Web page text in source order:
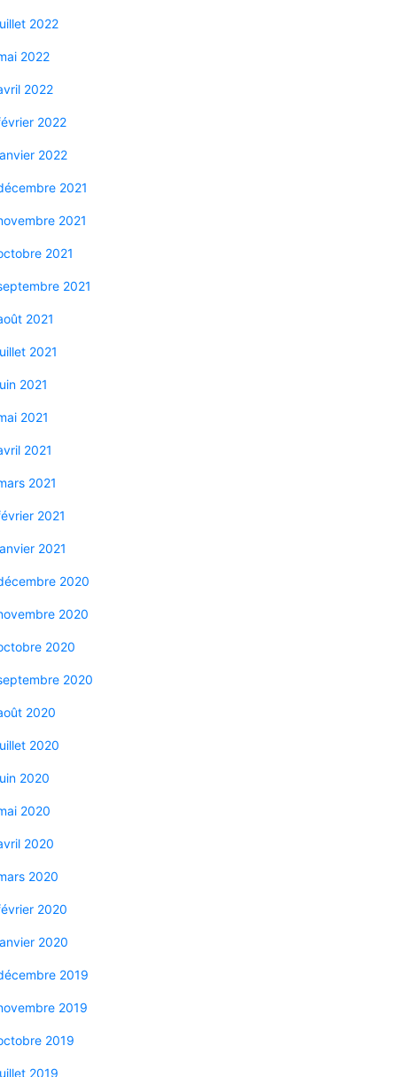
2022
2022
2022
2022
2022
2021
2021
2021
2021
2021
2021
2021
2021
2021
2021
2021
2021
2020
2020
2020
2020
2020
2020
2020
2020
2020
2020
2020
2020
2019
2019
2019
2019